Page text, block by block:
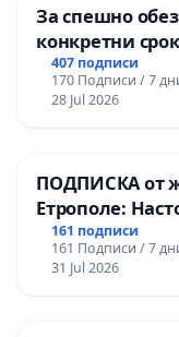
За спешно
конкретни
цялостна
„Тракия“ - гр.
407 подписи
170 Подписи / 7
28 Jul 2026
ПОДПИСКА от
Етрополе:
“Елаците-
изпълнят
161 подписи
161 Подписи / 7
31 Jul 2026